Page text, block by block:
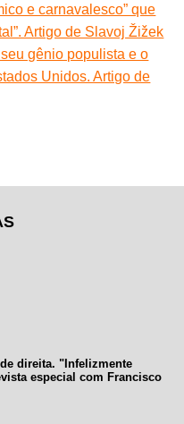
e carnavalesco” que
Artigo de Slavoj Žižek
gênio populista e o
Unidos. Artigo de
direita. "Infelizmente
especial com Francisco